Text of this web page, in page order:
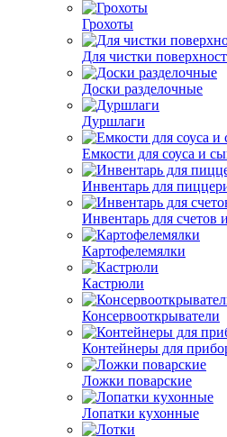
Грохоты
Для чистки
Доски разделочные
Дуршлаги
Емкости для соуса и
Инвентарь для
Инвентарь для счетов
Картофелемялки
Кастрюли
Консервооткрыватели
Контейнеры для
Ложки поварские
Лопатки кухонные